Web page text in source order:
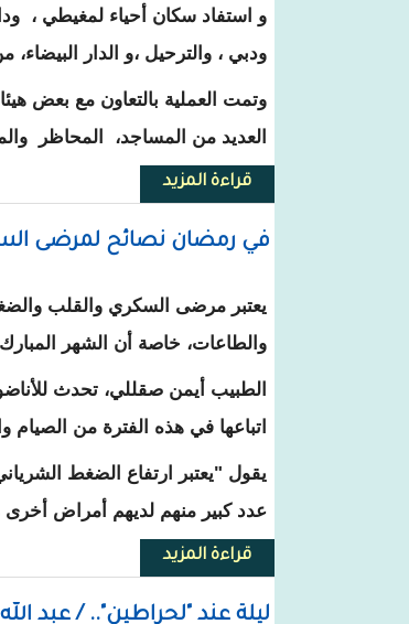
و استفاد سكان أحياء لمغيطي ،
ودبي ، والترحيل ،و الدار
وتمت العملية بالتعاون مع بعض
العديد من المساجد، المحاظر
قراءة المزيدحول مئات الأسر
في رمضان نصائح لمرضى
يعتبر مرضى السكري والقلب
والطاعات، خاصة أن الشهر
اتباعها في هذه الفترة من الصيام
يقول "يعتبر ارتفاع الضغط
عدد كبير منهم لديهم أمراض
قراءة المزيدحول في رمضان نصائح
ليلة عند "لحراطين".. / عبد الله